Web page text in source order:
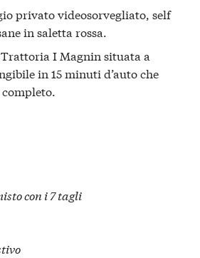
privato videosorvegliato, self
in saletta rossa.
Trattoria I Magnin situata a
in 15 minuti d’auto che
con i 7 tagli